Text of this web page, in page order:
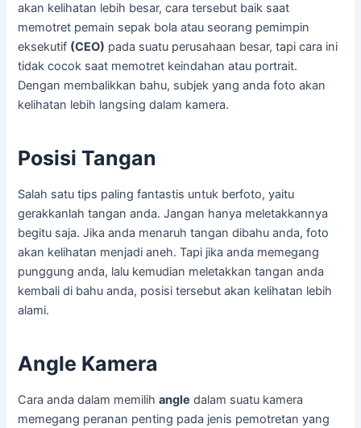
akan kelihatan lebih besar, cara tersebut baik saat
memotret pemain sepak bola atau seorang pemimpin
eksekutif (CEO) pada suatu perusahaan besar, tapi cara ini
tidak cocok saat memotret keindahan atau portrait.
Dengan membalikkan bahu, subjek yang anda foto akan
kelihatan lebih langsing dalam kamera.
Posisi Tangan
Salah satu tips paling fantastis untuk berfoto, yaitu
gerakkanlah tangan anda. Jangan hanya meletakkannya
begitu saja. Jika anda menaruh tangan dibahu anda, foto
akan kelihatan menjadi aneh. Tapi jika anda memegang
punggung anda, lalu kemudian meletakkan tangan anda
kembali di bahu anda, posisi tersebut akan kelihatan lebih
alami.
Angle Kamera
Cara anda dalam memilihangle dalam suatu kamera
memegang peranan penting pada jenis pemotretan yang